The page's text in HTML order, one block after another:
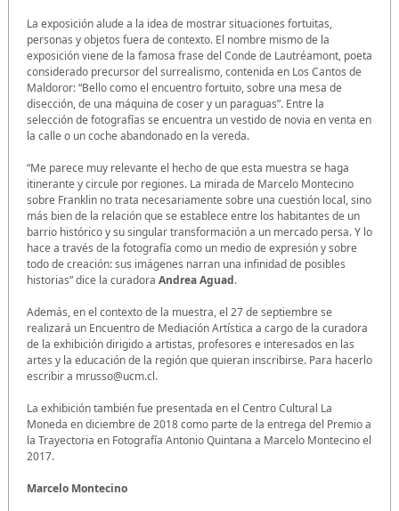
La exposición alude a la idea de mostrar situaciones fortuitas,
personas y objetos fuera de contexto. El nombre mismo de la
exposición viene de la famosa frase del Conde de Lautréamont, poeta
considerado precursor del surrealismo, contenida en Los Cantos de
Maldoror: “Bello como el encuentro fortuito, sobre una mesa de
disección, de una máquina de coser y un paraguas”. Entre la
selección de fotografías se encuentra un vestido de novia en venta en
la calle o un coche abandonado en la vereda.
“Me parece muy relevante el hecho de que esta muestra se haga
itinerante y circule por regiones. La mirada de Marcelo Montecino
sobre Franklin no trata necesariamente sobre una cuestión local, sino
más bien de la relación que se establece entre los habitantes de un
barrio histórico y su singular transformación a un mercado persa. Y lo
hace a través de la fotografía como un medio de expresión y sobre
todo de creación: sus imágenes narran una infinidad de posibles
historias” dice la curadora Andrea Aguad.
Además, en el contexto de la muestra, el 27 de septiembre se
realizará un Encuentro de Mediación Artística a cargo de la curadora
de la exhibición dirigido a artistas, profesores e interesados en las
artes y la educación de la región que quieran inscribirse. Para hacerlo
escribir a mrusso@ucm.cl.
La exhibición también fue presentada en el Centro Cultural La
Moneda en diciembre de 2018 como parte de la entrega del Premio a
la Trayectoria en Fotografía Antonio Quintana a Marcelo Montecino el
2017.
Marcelo Montecino